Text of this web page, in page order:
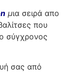
μια σειρά απο
που
σύγχρονος
σας από